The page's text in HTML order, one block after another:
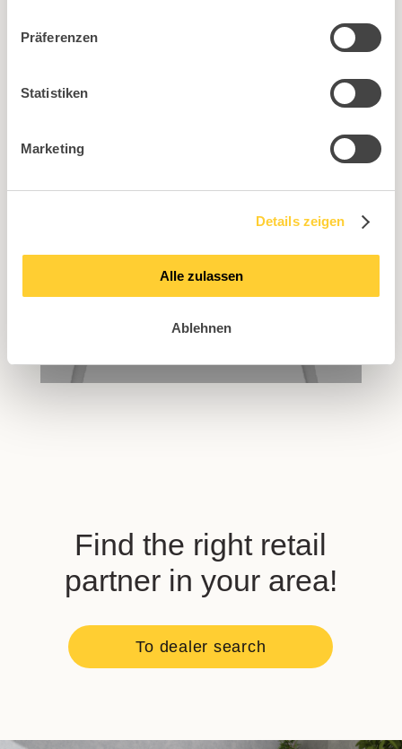
Präferenzen
Statistiken
Marketing
Details zeigen
Alle zulassen
Ablehnen
Find the right retail
partner in your area!
To dealer search